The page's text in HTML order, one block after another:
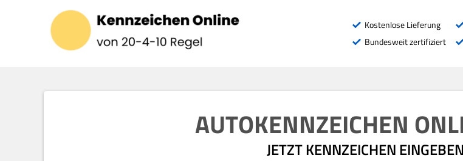
Kostenlose Lieferung
Bundesweit zertifiziert
AUTOKENNZEICHEN
JETZT KENNZEICHEN